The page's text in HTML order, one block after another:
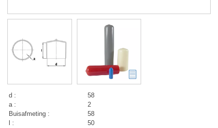
d :
58
a :
2
Buisafmeting :
58
l :
50